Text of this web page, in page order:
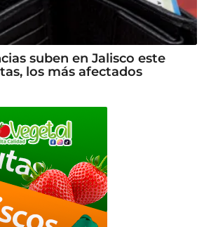
suben en Jalisco este
los más afectados